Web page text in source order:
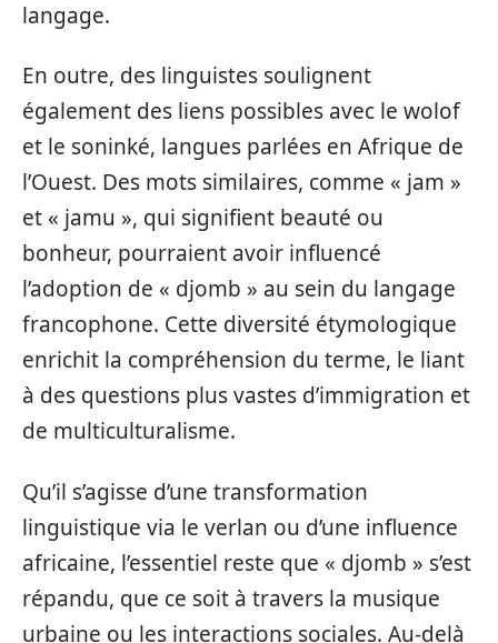
langage.
En outre, des linguistes soulignent
également des liens possibles avec le wolof
et le soninké, langues parlées en Afrique de
l’Ouest. Des mots similaires, comme « jam »
et « jamu », qui signifient beauté ou
bonheur, pourraient avoir influencé
l’adoption de « djomb » au sein du langage
francophone. Cette diversité étymologique
enrichit la compréhension du terme, le liant
à des questions plus vastes d’immigration et
de multiculturalisme.
Qu’il s’agisse d’une transformation
linguistique via le verlan ou d’une influence
africaine, l’essentiel reste que « djomb » s’est
répandu, que ce soit à travers la musique
urbaine ou les interactions sociales. Au-delà